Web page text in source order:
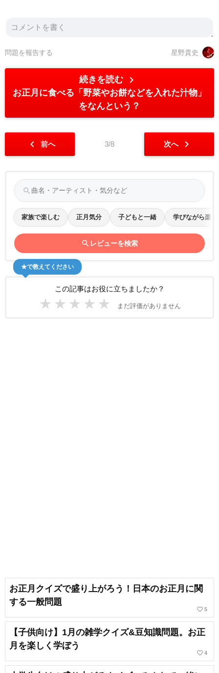
星野貴史
問題を報告する
続きを読む chevron_right
お正月に食べる「野菜やお餅などを入れた汁物」
をなんという？
chevron_left 前へ 3/8 次へ chevron_right
search
家族で楽しむ 正月気分 子どもと一緒 学びながら楽し
search レビューを検索
この記事はお役に立ちましたか？
★ ★ ★ ★ ★ まだ評価がありません
★で教えてください
お正月クイズで盛り上がろう！日本のお正月に関
する一般問題
favorite_border 5
【子供向け】1月の雑学クイズ&豆知識問題。お正
月を楽しく学ぼう
favorite_border 4